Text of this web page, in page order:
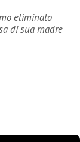
eliminato
di sua madre